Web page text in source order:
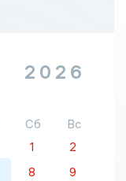
2026
Сб
Вс
1
2
8
9